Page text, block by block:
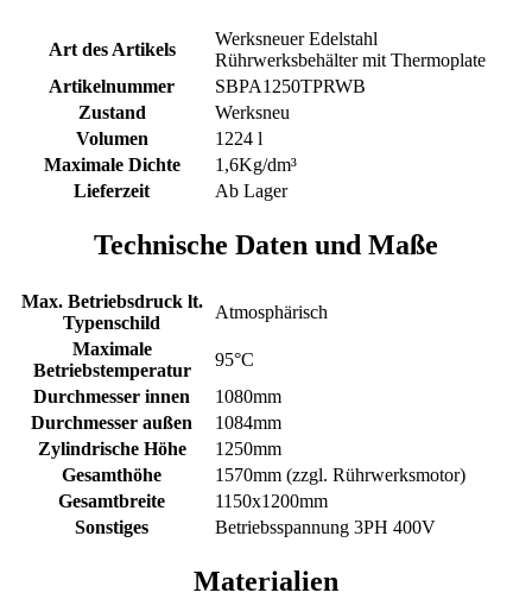
Art des Artikels
Werksneuer Edelstahl
Rührwerksbehälter mit Thermoplate
Artikelnummer
SBPA1250TPRWB
Zustand
Werksneu
Volumen
1224 l
Maximale Dichte
1,6Kg/dm³
Lieferzeit
Ab Lager
Technische Daten und Maße
Max. Betriebsdruck lt.
Typenschild
Atmosphärisch
Maximale
Betriebstemperatur
95°C
Durchmesser innen
1080mm
Durchmesser außen
1084mm
Zylindrische Höhe
1250mm
Gesamthöhe
1570mm (zzgl. Rührwerksmotor)
Gesamtbreite
1150x1200mm
Sonstiges
Betriebsspannung 3PH 400V
Materialien